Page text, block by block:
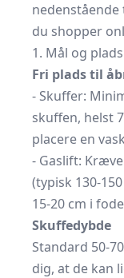
du shopper
1. Mål og
Fri plads til
- Skuffer:
skuffen, helst
placere en
- Gaslift:
(typisk 130-
15-20 cm i
Skuffedybde
Standard 50-
dig, at de kan